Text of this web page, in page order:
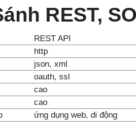
REST,
REST API
http
json, xml
oauth, ssl
cao
cao
ứng dụng web, di động